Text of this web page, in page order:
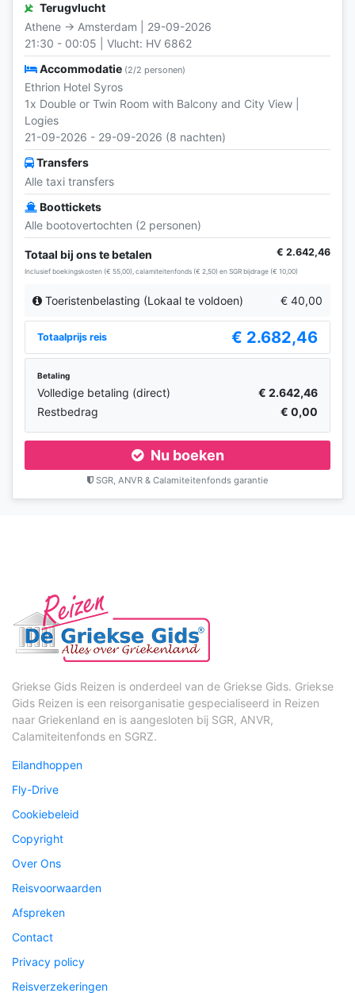
Terugvlucht
Athene → Amsterdam | 29-09-2026
21:30 - 00:05 | Vlucht: HV 6862
Accommodatie (2/2 personen)
Ethrion Hotel Syros
1x Double or Twin Room with Balcony and City View |
Logies
21-09-2026 - 29-09-2026 (8 nachten)
Transfers
Alle taxi transfers
Boottickets
Alle bootovertochten (2 personen)
Totaal bij ons te betalen € 2.642,46
Inclusief boekingskosten (€ 55,00), calamiteitenfonds (€ 2,50) en SGR bijdrage (€ 10,00)
Toeristenbelasting (Lokaal te voldoen) € 40,00
Totaalprijs reis € 2.682,46
Betaling
Volledige betaling (direct)
€ 2.642,46
Restbedrag
€ 0,00
Nu boeken
SGR, ANVR & Calamiteitenfonds garantie
Griekse Gids Reizen is onderdeel van de Griekse Gids. Griekse
Gids Reizen is een reisorganisatie gespecialiseerd in Reizen
naar Griekenland en is aangesloten bij SGR, ANVR,
Calamiteitenfonds en SGRZ.
Eilandhoppen
Fly-Drive
Cookiebeleid
Copyright
Over Ons
Reisvoorwaarden
Afspreken
Contact
Privacy policy
Reisverzekeringen